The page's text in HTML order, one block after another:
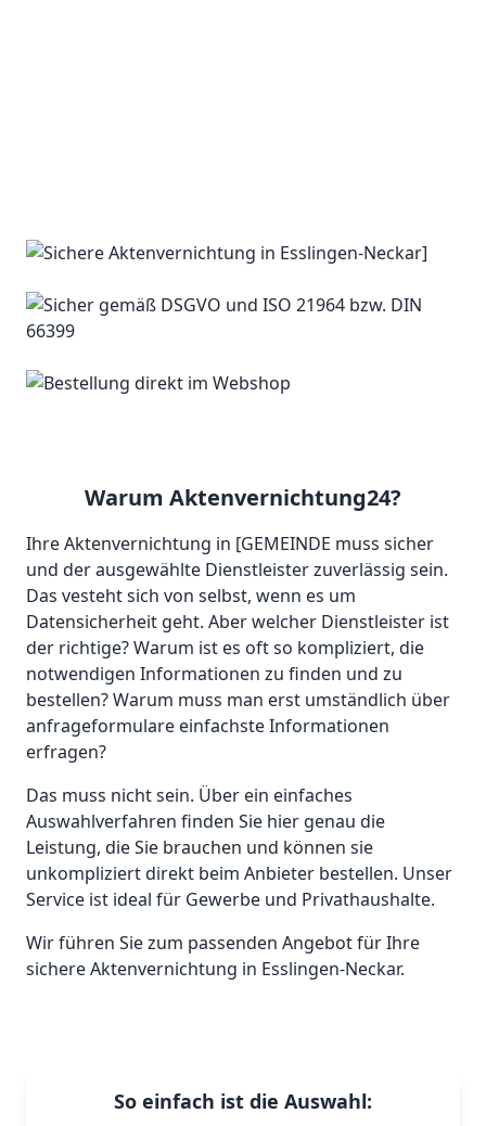
Warum Aktenvernichtung24?
Ihre Aktenvernichtung in [GEMEINDE muss sicher
und der ausgewählte Dienstleister zuverlässig sein.
Das vesteht sich von selbst, wenn es um
Datensicherheit geht. Aber welcher Dienstleister ist
der richtige? Warum ist es oft so kompliziert, die
notwendigen Informationen zu finden und zu
bestellen? Warum muss man erst umständlich über
anfrageformulare einfachste Informationen
erfragen?
Das muss nicht sein. Über ein einfaches
Auswahlverfahren finden Sie hier genau die
Leistung, die Sie brauchen und können sie
unkompliziert direkt beim Anbieter bestellen. Unser
Service ist ideal für Gewerbe und Privathaushalte.
Wir führen Sie zum passenden Angebot für Ihre
sichere Aktenvernichtung in Esslingen-Neckar.
So einfach ist die Auswahl: